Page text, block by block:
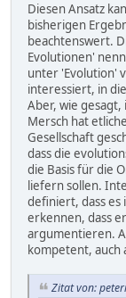
Diesen Ansatz
bisherigen
beachtenswert.
Evolutionen'
unter 'Evolution'
interessiert, in
Aber, wie gesagt,
Mersch hat
Gesellschaft
dass die
die Basis für die
liefern sollen.
definiert, dass es
erkennen, dass
argumentieren.
kompetent, auch
Zitat von: